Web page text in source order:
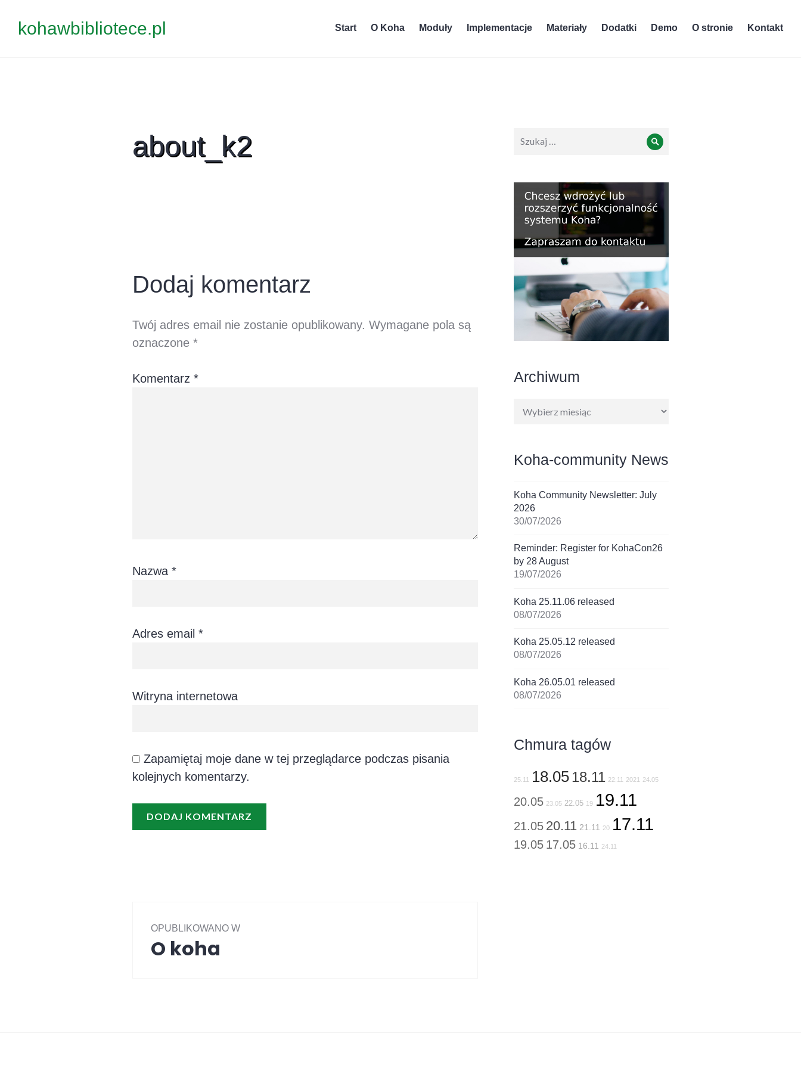
kohawbibliotece.pl Start O Koha Moduły Implementacje Materiały Dodatki Demo O stronie Kontakt
about_k2
Dodaj komentarz
Twój adres email nie zostanie opublikowany. Wymagane pola są
oznaczone *
Komentarz *
Nazwa *
Adres email *
Witryna internetowa
Zapamiętaj moje dane w tej przeglądarce podczas pisania
kolejnych komentarzy.
wpisuOPUBLIKOWANO W
O koha
Szukaj
Archiwum
Koha-community News
Koha Community Newsletter: July
2026
30/07/2026
Reminder: Register for KohaCon26
by 28 August
19/07/2026
Koha 25.11.06 released
08/07/2026
Koha 25.05.12 released
08/07/2026
Koha 26.05.01 released
08/07/2026
Chmura tagów
25.11 18.0518.11 22.11 2021 24.05
20.05 23.05 22.05 19 19.11
21.05 20.11 21.11 20 17.11
19.05 17.05 16.11 24.11